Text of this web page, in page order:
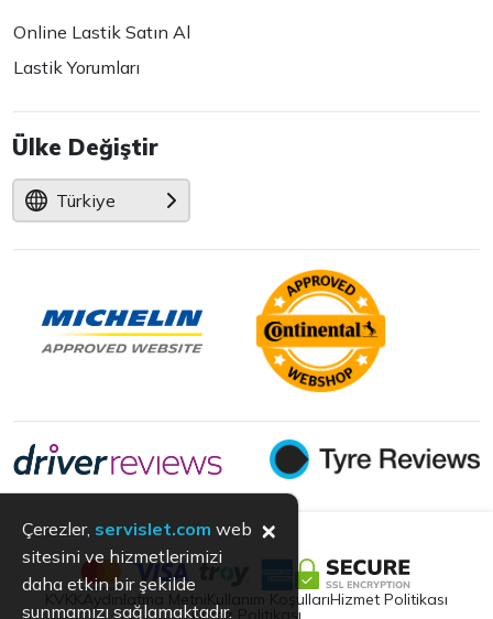
Online Lastik Satın Al
Lastik Yorumları
Ülke Değiştir
Türkiye
Aydınlatma Metni Kullanım KoşullarıHizmet Politikası
Çerez Politikası
Çerezler, servislet.com web
sitesini ve hizmetlerimizi
daha etkin bir şekilde
sunmamızı sağlamaktadır.
×